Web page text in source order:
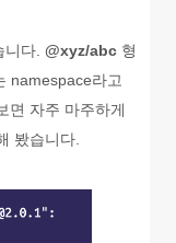
다. @xyz/abc 형
namespace라고
면 자주 마주하게
봤습니다.